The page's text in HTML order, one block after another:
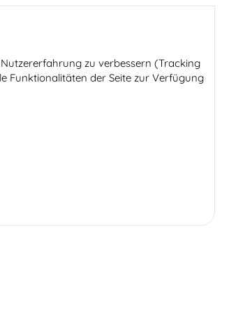
zu verbessern (Tracking
Funktionalitäten der Seite zur Verfügung